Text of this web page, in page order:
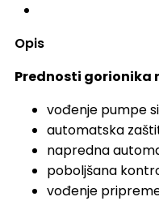
Opis
Prednosti gorionika
vođenje pumpe
automatska
napredna
poboljšana
vođenje